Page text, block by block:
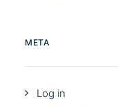
META
Log in